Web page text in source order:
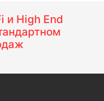
и High End